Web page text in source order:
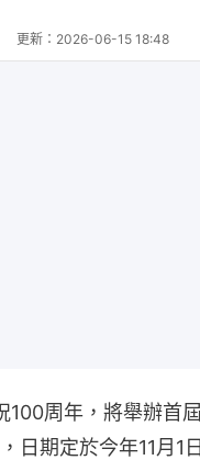
更新： 2026-06-15 18:48
100周年，將舉辦首
日期定於今年11月1